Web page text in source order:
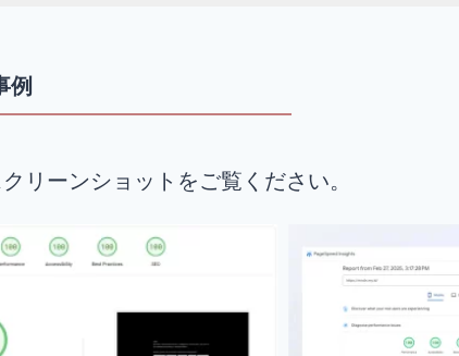
例
リーンショットをご覧ください。